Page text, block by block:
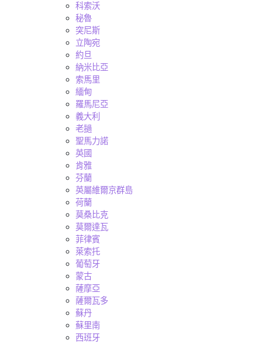
科索沃
秘魯
突尼斯
立陶宛
約旦
納米比亞
索馬里
緬甸
羅馬尼亞
義大利
老撾
聖馬力諾
英國
肯雅
芬蘭
英屬維爾京群島
荷蘭
莫桑比克
莫爾達瓦
菲律賓
萊索托
葡萄牙
蒙古
薩摩亞
薩爾瓦多
蘇丹
蘇里南
西班牙